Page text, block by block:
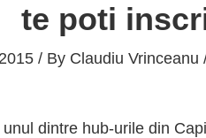
te poti
/ By Claudiu Vrinceanu
dintre hub-urile din